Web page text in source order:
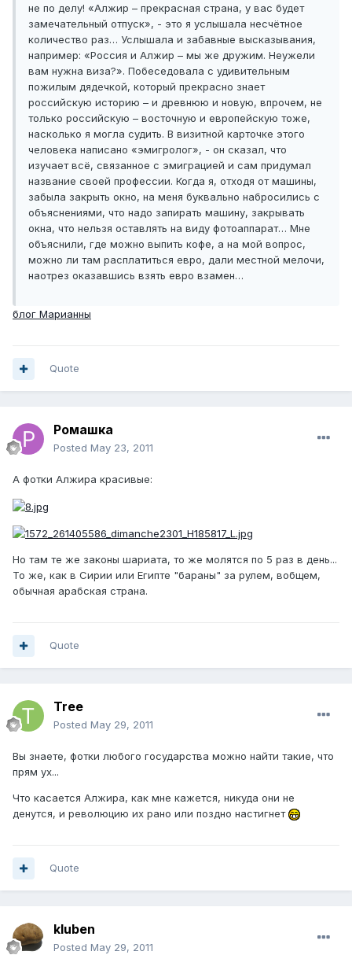
не по делу! «Алжир – прекрасная страна, у вас будет
замечательный отпуск», - это я услышала несчётное
количество раз… Услышала и забавные высказывания,
например: «Россия и Алжир – мы же дружим. Неужели
вам нужна виза?». Побеседовала с удивительным
пожилым дядечкой, который прекрасно знает
российскую историю – и древнюю и новую, впрочем, не
только российскую – восточную и европейскую тоже,
насколько я могла судить. В визитной карточке этого
человека написано «эмигролог», - он сказал, что
изучает всё, связанное с эмиграцией и сам придумал
название своей профессии. Когда я, отходя от машины,
забыла закрыть окно, на меня буквально набросились с
объяснениями, что надо запирать машину, закрывать
окна, что нельзя оставлять на виду фотоаппарат… Мне
объяснили, где можно выпить кофе, а на мой вопрос,
можно ли там расплатиться евро, дали местной мелочи,
наотрез оказавшись взять евро взамен…
блог Марианны
Quote
Ромашка
Posted May 23, 2011
А фотки Алжира красивые:
Но там те же законы шариата, то же молятся по 5 раз в день...
То же, как в Сирии или Египте "бараны" за рулем, вобщем,
обычная арабская страна.
Quote
Tree
Posted May 29, 2011
Вы знаете, фотки любого государства можно найти такие, что
прям ух...
Что касается Алжира, как мне кажется, никуда они не
денутся, и революцию их рано или поздно настигнет
Quote
kluben
Posted May 29, 2011